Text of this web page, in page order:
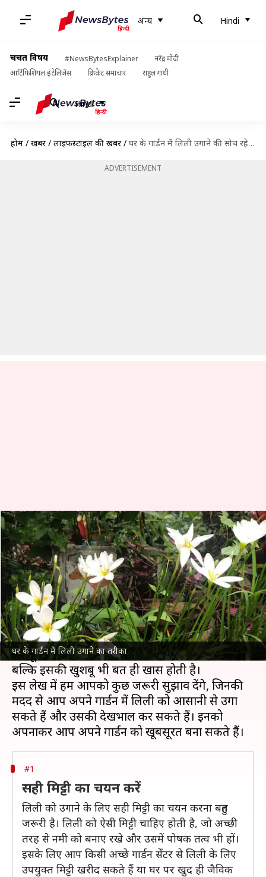
अन्य Hindi
चर्चित विषय #NewsBytesExplainer
नरेंद्र मोदी
आर्टिफिशियल इंटेलिजेंस
क्रिकेट समाचार राहुल गांधी
Hindi
होम / खबरें / लाइफस्टाइल की खबरें / घर के गार्डन में लिली उगाने की सोच रहे हैं? इन 5 बातों का रखें ध्यान
ADVERTISEMENT
घर के गार्डन में लिली उगाने का तरीका
घर के गार्डन में लिली उगाने की सोच
रहे हैं? इन 5 बातों का रखें ध्यान
लेखन अंजली Jul 31, 2025 06:44 pm
क्या है खबर?
लिली एक बहुत ही सुंदर और मनोहर फूल है, जिसे अपने
गार्डन में उगाना एक बेहतरीन विकल्प हो सकता है।
यह फूल न केवल आपके गार्डन को आकर्षक बनाता है,
बल्कि इसकी खुशबू भी बहुत ही खास होती है।
इस लेख में हम आपको कुछ जरूरी सुझाव देंगे, जिनकी
मदद से आप अपने गार्डन में लिली को आसानी से उगा
सकते हैं और उसकी देखभाल कर सकते हैं। इनको
#1
सही मिट्टी का चयन करें
लिली को उगाने के लिए सही मिट्टी का चयन करना बहुत
जरूरी है। लिली को ऐसी मिट्टी चाहिए होती है, जो अच्छी
तरह से नमी को बनाए रखे और उसमें पोषक तत्व भी हों।
इसके लिए आप किसी अच्छे गार्डन सेंटर से लिली के लिए
उपयुक्त मिट्टी खरीद सकते हैं या घर पर खुद ही जैविक